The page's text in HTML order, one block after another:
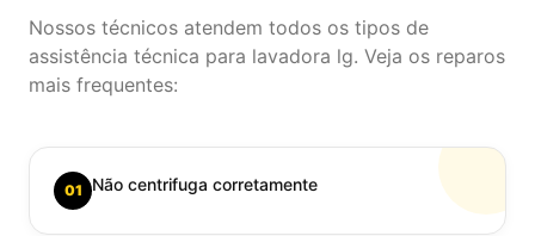
Nossos técnicos atendem todos os tipos de
assistência técnica para lavadora lg. Veja os reparos
mais frequentes:
01 Não centrifuga corretamente